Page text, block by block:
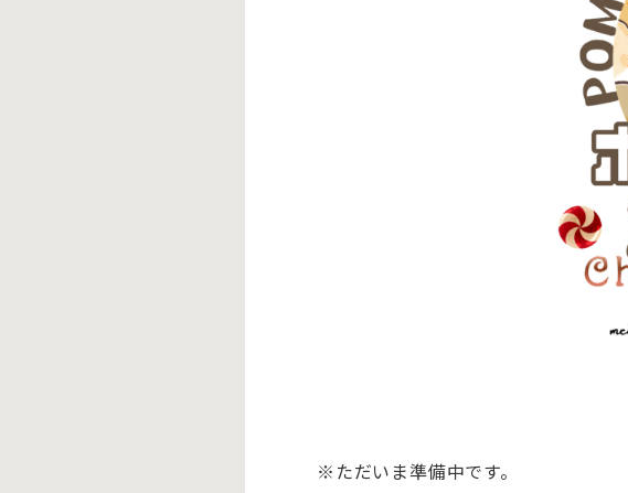
※ただいま準備中です。